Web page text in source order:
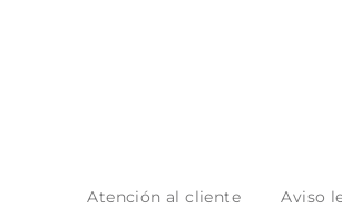
Atención al cliente Aviso